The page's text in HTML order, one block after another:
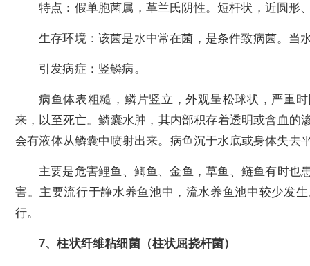
特点：假单胞菌属，革兰氏阴性。短杆状，近圆形
生存环境：该菌是水中常在菌，是条件致病菌。当
引发病症：竖鳞病。
病鱼体表粗糙，鳞片竖立，外观呈松球状，严重
来，以至死亡。鳞囊水肿，其内部积存着透明或含血的
会有液体从鳞囊中喷射出来。病鱼沉于水底或身体失去
主要是危害鲤鱼、鲫鱼、金鱼，草鱼、鲢鱼有时也
害。主要流行于静水养鱼池中，流水养鱼池中较少发
行。
7、柱状纤维粘细菌（柱状屈挠杆菌）